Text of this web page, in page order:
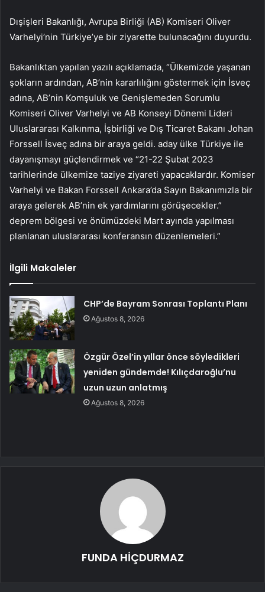
Dışişleri Bakanlığı, Avrupa Birliği (AB) Komiseri Oliver
Varhelyi’nin Türkiye’ye bir ziyarette bulunacağını duyurdu.
Bakanlıktan yapılan yazılı açıklamada, “Ülkemizde yaşanan
şokların ardından, AB’nin kararlılığını göstermek için İsveç
adına, AB’nin Komşuluk ve Genişlemeden Sorumlu
Komiseri Oliver Varhelyi ve AB Konseyi Dönemi Lideri
Uluslararası Kalkınma, İşbirliği ve Dış Ticaret Bakanı Johan
Forssell İsveç adına bir araya geldi. aday ülke Türkiye ile
dayanışmayı güçlendirmek ve “21-22 Şubat 2023
tarihlerinde ülkemize taziye ziyareti yapacaklardır. Komiser
Varhelyi ve Bakan Forssell Ankara’da Sayın Bakanımızla bir
araya gelerek AB’nin ek yardımlarını görüşecekler.”
deprem bölgesi ve önümüzdeki Mart ayında yapılması
planlanan uluslararası konferansın düzenlemeleri.”
İlgili Makaleler
CHP’de Bayram Sonrası Toplantı Planı
Ağustos 8, 2026
Özgür Özel’in yıllar önce söyledikleri
yeniden gündemde! Kılıçdaroğlu’nu
uzun uzun anlatmış
Ağustos 8, 2026
FUNDA HİÇDURMAZ